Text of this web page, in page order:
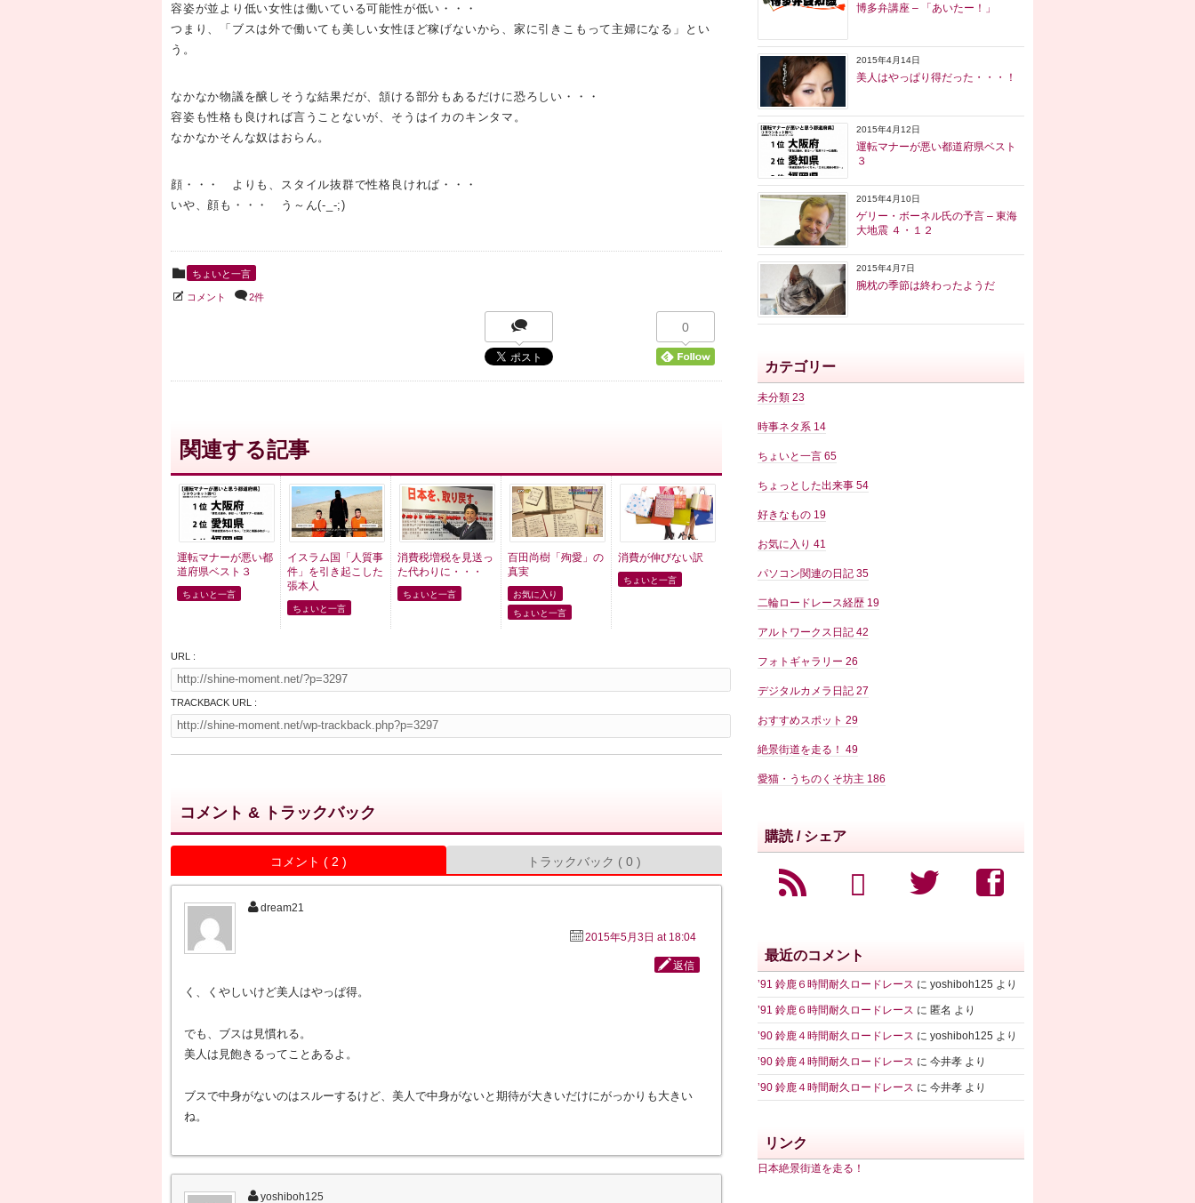
容姿が並より低い女性は働いている可能性が低い・・・
つまり、「ブスは外で働いても美しい女性ほど稼げないから、家に引きこもって主婦になる」とい
う。
なかなか物議を醸しそうな結果だが、頷ける部分もあるだけに恐ろしい・・・
容姿も性格も良ければ言うことないが、そうはイカのキンタマ。
なかなかそんな奴はおらん。
顔・・・ よりも、スタイル抜群で性格良ければ・・・
いや、顔も・・・ う～ん(-_-;)
ちょいと一言
コメント 2件
0
関連する記事
運転マナーが悪い都
道府県ベスト３
ちょいと一言
イスラム国「人質事
件」を引き起こした
張本人
ちょいと一言
消費税増税を見送っ
た代わりに・・・
ちょいと一言
百田尚樹「殉愛」の
真実
お気に入り
ちょいと一言
消費が伸びない訳
ちょいと一言
URL :
TRACKBACK URL :
コメント & トラックバック
コメント ( 2 ) トラックバック ( 0 )
dream21
2015年5月3日 at 18:04
返信
く、くやしいけど美人はやっぱ得。
でも、ブスは見慣れる。
美人は見飽きるってことあるよ。
ブスで中身がないのはスルーするけど、美人で中身がないと期待が大きいだけにがっかりも大きい
ね。
yoshiboh125
博多弁講座 – 「あいたー！」
2015年4月14日
美人はやっぱり得だった・・・！
2015年4月12日
運転マナーが悪い都道府県ベスト
３
2015年4月10日
ゲリー・ボーネル氏の予言 – 東海
大地震 ４・１２
2015年4月7日
腕枕の季節は終わったようだ
カテゴリー
未分類 23
時事ネタ系 14
ちょいと一言 65
ちょっとした出来事 54
好きなもの 19
お気に入り 41
パソコン関連の日記 35
二輪ロードレース経歴 19
アルトワークス日記 42
フォトギャラリー 26
デジタルカメラ日記 27
おすすめスポット 29
絶景街道を走る！ 49
愛猫・うちのくそ坊主 186
購読 / シェア
最近のコメント
’91 鈴鹿６時間耐久ロードレース に yoshiboh125 より
’91 鈴鹿６時間耐久ロードレース に 匿名 より
’90 鈴鹿４時間耐久ロードレース に yoshiboh125 より
’90 鈴鹿４時間耐久ロードレース に 今井孝 より
’90 鈴鹿４時間耐久ロードレース に 今井孝 より
リンク
日本絶景街道を走る！